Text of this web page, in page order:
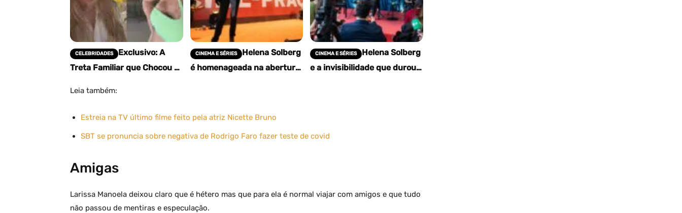
CELEBRIDADES
Exclusivo: A
Treta Familiar que Chocou o
Birkheuer Acusa Mãe de
CINEMA E SÉRIES
Helena Solberg
é homenageada na abertura
CINEMA E SÉRIES
Helena Solberg
e a invisibilidade que durou
Leia também:
Estreia na TV último filme feito pela atriz Nicette Bruno
SBT se pronuncia sobre negativa de Rodrigo Faro fazer teste de covid
Amigas
Larissa Manoela deixou claro que é hétero mas que para ela é normal viajar com amigos e que tudo
não passou de mentiras e especulação.